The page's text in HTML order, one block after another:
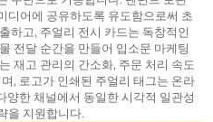
디어에 공유하도록 유도함으로써 초
하고, 주얼리 전시 카드는 독창적인
전달 순간을 만들어 입소문 마케팅
재고 관리의 간소화, 주문 처리 속도
, 로고가 인쇄된 주얼리 태그는 온라
양한 채널에서 동일한 시각적 일관성
을 지원합니다.